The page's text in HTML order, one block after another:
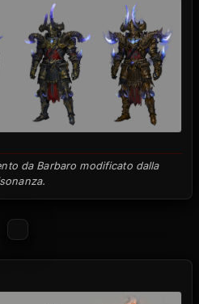
da Barbaro modificato dalla